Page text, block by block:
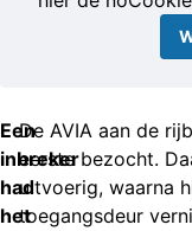
Een
inbreker
had
het
De AVIA aan de
eerste bezocht.
uitvoerig, waarna
toegangsdeur